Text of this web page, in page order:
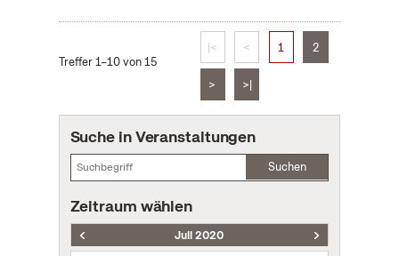
Treffer 1–10 von 15
|< < 1 2
> >|
Suche in Veranstaltungen
Suchen
Zeitraum wählen
Juli 2020